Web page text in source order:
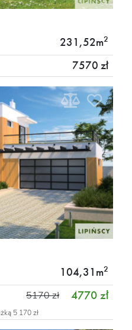
231,52m2
7570 zł
104,31m2
4770 zł
5170 zł
5 170 zł